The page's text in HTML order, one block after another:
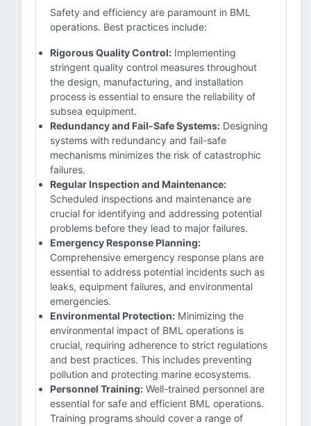
Safety and efficiency are paramount in BML
operations. Best practices include:
Rigorous Quality Control: Implementing
stringent quality control measures throughout
the design, manufacturing, and installation
process is essential to ensure the reliability of
subsea equipment.
Redundancy and Fail-Safe Systems: Designing
systems with redundancy and fail-safe
mechanisms minimizes the risk of catastrophic
failures.
Regular Inspection and Maintenance:
Scheduled inspections and maintenance are
crucial for identifying and addressing potential
problems before they lead to major failures.
Emergency Response Planning:
Comprehensive emergency response plans are
essential to address potential incidents such as
leaks, equipment failures, and environmental
emergencies.
Environmental Protection: Minimizing the
environmental impact of BML operations is
crucial, requiring adherence to strict regulations
and best practices. This includes preventing
pollution and protecting marine ecosystems.
Personnel Training: Well-trained personnel are
essential for safe and efficient BML operations.
Training programs should cover a range of